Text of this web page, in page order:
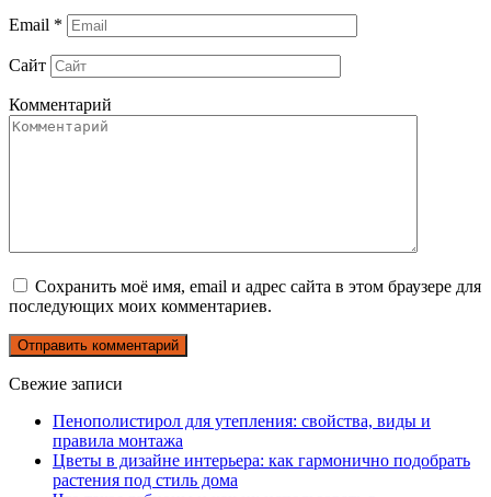
Email *
Сайт
Комментарий
Сохранить моё имя, email и адрес сайта в этом браузере для
последующих моих комментариев.
Свежие записи
Пенополистирол для утепления: свойства, виды и
правила монтажа
Цветы в дизайне интерьера: как гармонично подобрать
растения под стиль дома